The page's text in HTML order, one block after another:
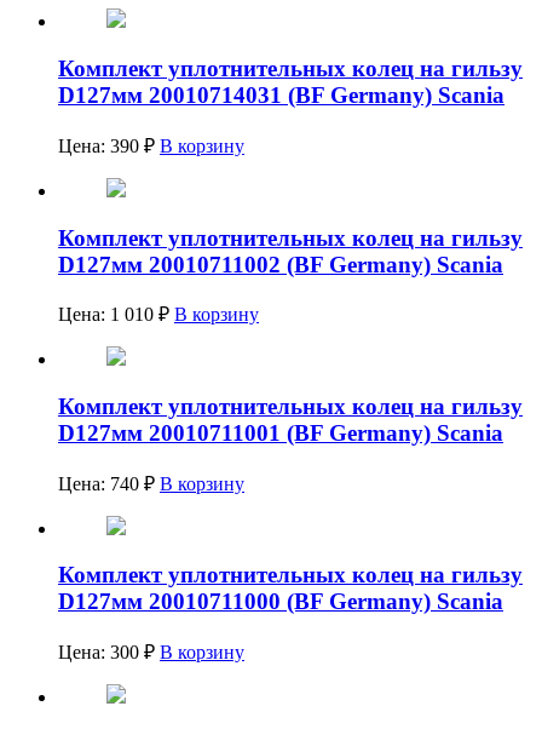
Комплект уплотнительных колец на гильзу
D127мм 20010714031 (BF Germany) Scania
Цена: 390 ₽ В корзину
Комплект уплотнительных колец на гильзу
D127мм 20010711002 (BF Germany) Scania
Цена: 1 010 ₽ В корзину
Комплект уплотнительных колец на гильзу
D127мм 20010711001 (BF Germany) Scania
Цена: 740 ₽ В корзину
Комплект уплотнительных колец на гильзу
D127мм 20010711000 (BF Germany) Scania
Цена: 300 ₽ В корзину